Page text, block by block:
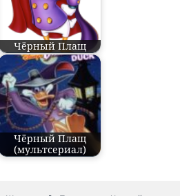
Чёрный Плащ
Чёрный Плащ
(мультсериал)